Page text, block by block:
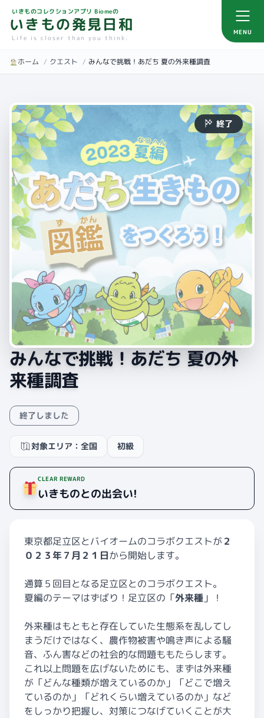
いきものコレクションアプリ Biomeの
いきもの発見日和
Life is closer than you think.
MENU
ホーム / クエスト / みんなで挑戦！あだち 夏の外来種調査
終了
みんなで挑戦！あだち 夏の外
来種調査
終了しました
対象エリア：全国 初級
CLEAR REWARD
いきものとの出会い!
東京都足立区とバイオームのコラボクエストが ２
０２３年７月２１日から開始します。
通算５回目となる足立区とのコラボクエスト。
夏編のテーマはずばり！足立区の「外来種 」！
外来種はもともと存在していた生態系を乱してし
まうだけではなく、農作物被害や鳴き声による騒
音、ふん害などの社会的な問題ももたらします。
これ以上問題を広げないためにも、まずは外来種
が「どんな種類が増えているのか」「どこで増え
ているのか」「どれくらい増えているのか」など
をしっかり把握し、対策につなげていくことが大